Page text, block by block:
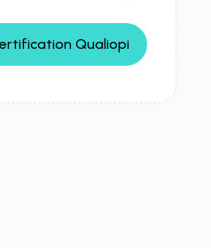
Qualiopi